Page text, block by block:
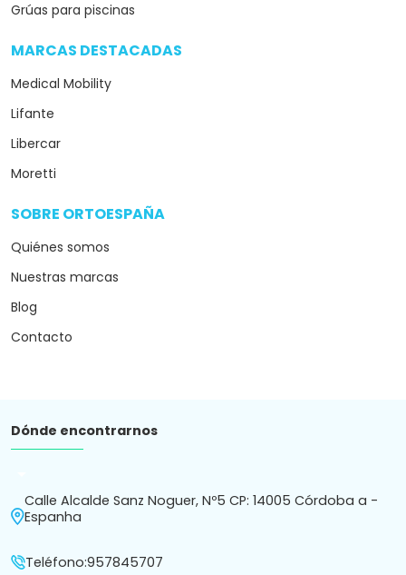
Grúas para piscinas
MARCAS DESTACADAS
Medical Mobility
Lifante
Libercar
Moretti
SOBRE ORTOESPAÑA
Quiénes somos
Nuestras marcas
Blog
Contacto
Dónde encontrarnos
Calle Alcalde Sanz Noguer, Nº5 CP: 14005 Córdoba a -
Espanha
Teléfono:957845707